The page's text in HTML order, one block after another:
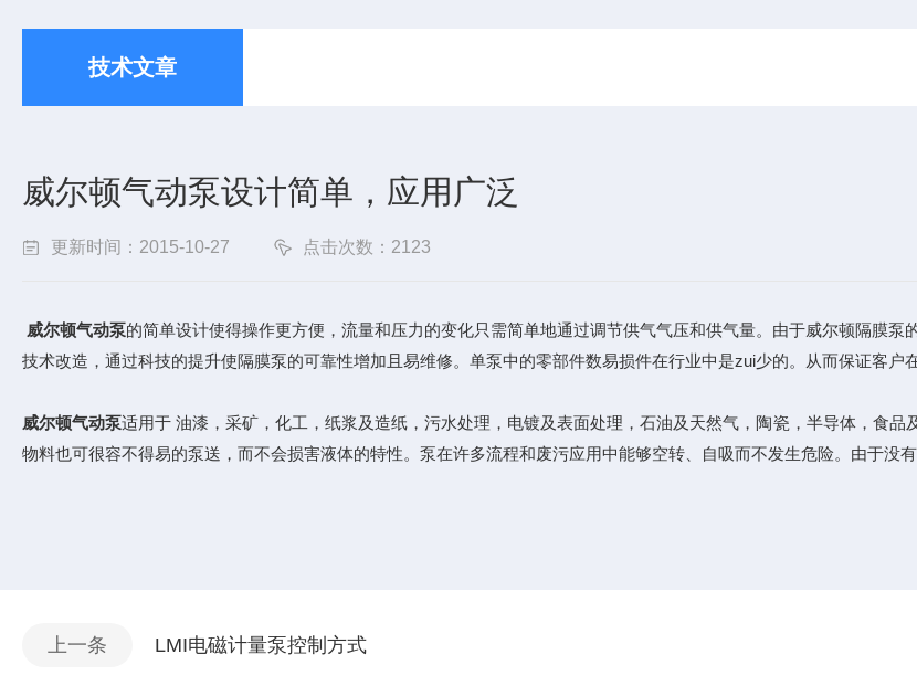
技术文章
威尔顿气动泵设计简单，应用广泛
更新时间：2015-10-27 点击次数：2123
威尔顿气动泵的简单设计使得操作更方便，流量和压力的变化只需简单地通过调节供气气压和供气量。由于威尔顿隔膜
技术改造，通过科技的提升使隔膜泵的可靠性增加且易维修。单泵中的零部件数易损件在行业中是zui少的。从而保证客户
威尔顿气动泵适用于 油漆，采矿，化工，纸浆及造纸，污水处理，电镀及表面处理，石油及天然气，陶瓷，半导体，食
物料也可很容不得易的泵送，而不会损害液体的特性。泵在许多流程和废污应用中能够空转、自吸而不发生危险。由于没
上一条 LMI电磁计量泵控制方式